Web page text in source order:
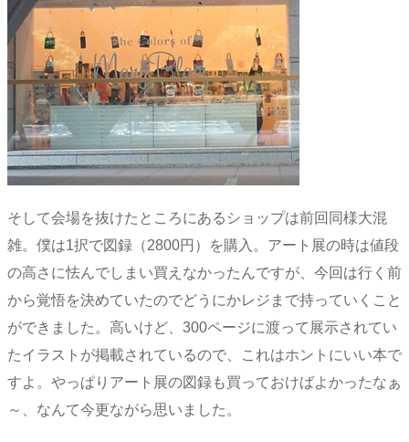
そして会場を抜けたところにあるショップは前回同様大混
雑。僕は1択で図録（2800円）を購入。アート展の時は値段
の高さに怯んでしまい買えなかったんですが、今回は行く前
から覚悟を決めていたのでどうにかレジまで持っていくこと
ができました。高いけど、300ページに渡って展示されてい
たイラストが掲載されているので、これはホントにいい本で
すよ。やっぱりアート展の図録も買っておけばよかったなぁ
～、なんて今更ながら思いました。